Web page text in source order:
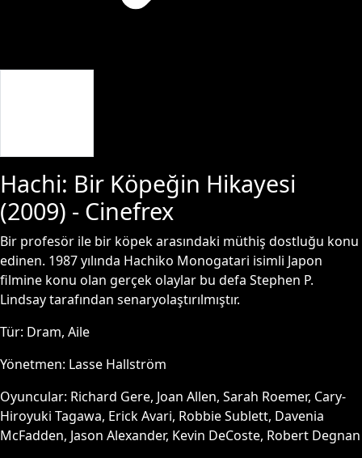
Hachi: Bir Köpeğin Hikayesi
(2009) - Cinefrex
Bir profesör ile bir köpek arasındaki müthiş dostluğu konu
edinen. 1987 yılında Hachiko Monogatari isimli Japon
filmine konu olan gerçek olaylar bu defa Stephen P.
Lindsay tarafından senaryolaştırılmıştır.
Tür: Dram, Aile
Yönetmen: Lasse Hallström
Oyuncular: Richard Gere, Joan Allen, Sarah Roemer, Cary-
Hiroyuki Tagawa, Erick Avari, Robbie Sublett, Davenia
McFadden, Jason Alexander, Kevin DeCoste, Robert Degnan